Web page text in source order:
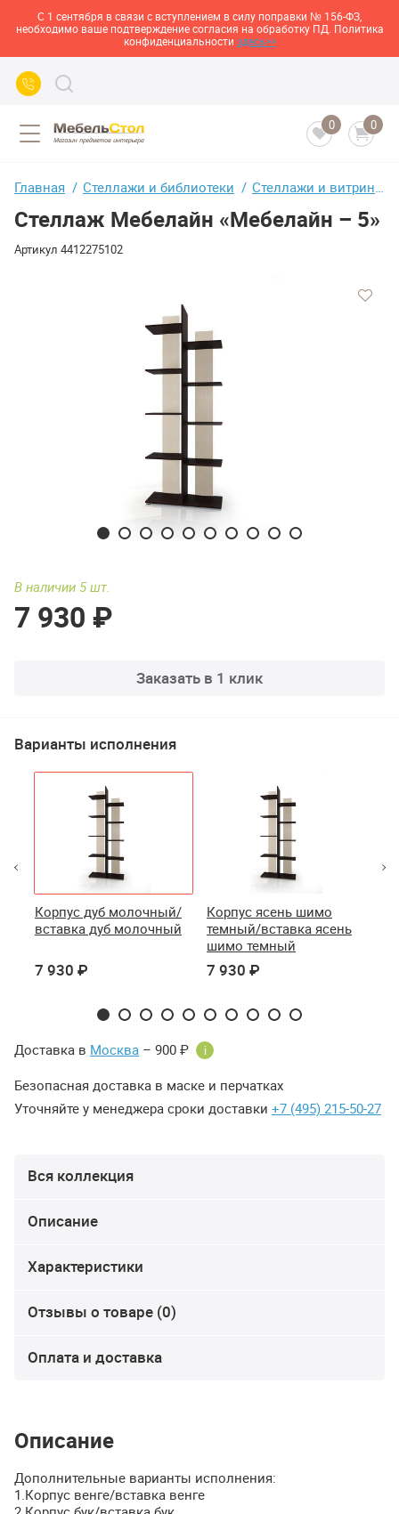
С 1 сентября в связи с вступлением в силу поправки № 156-ФЗ,
необходимо ваше подтверждение согласия на обработку ПД. Политика
конфиденциальности здесь>>
0 0
Главная Стеллажи и библиотеки Стеллажи и витрины с деревянными полками
Стеллаж Мебелайн «Мебелайн – 5»
Артикул 4412275102
В наличии 5 шт.
7 930 ₽
Заказать в 1 клик
Варианты исполнения
Корпус дуб молочный/
вставка дуб молочный
7 930 ₽
Корпус ясень шимо
темный/вставка ясень
шимо темный
7 930 ₽
Доставка в Москва – 900 ₽ i
Безопасная доставка в маске и перчатках
Уточняйте у менеджера сроки доставки +7 (495) 215-50-27
Вся коллекция
Описание
Характеристики
Отзывы о товаре (0)
Оплата и доставка
Описание
Дополнительные варианты исполнения:
1.Корпус венге/вставка венге